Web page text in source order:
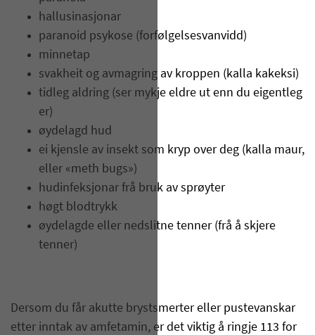
hallusinasjonar
paranoid psykose (forfølgelsesvanvidd)
minnetap
svakheit og avmagring av kroppen (kalla kakeksi)
tidleg aldring (ser mykje eldre ut enn du eigentleg
er)
øydelagd hud
ei kjensle av insekt som kryp over deg (kalla maur,
eller «meth bugs»)
hudinfeksjonar frå bruk av sprøyter
høgt blodtrykk
øydelagde eller nedslitne tenner (frå å skjere
tenner)
Dersom du får akutte brystsmerter eller pustevanskar
etter inntak av amfetamin, er det viktig å ringje 113 for